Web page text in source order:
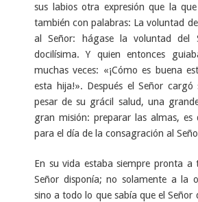
sus labios otra expresión que la
también con palabras: La voluntad
al Señor: hágase la voluntad del
docilísima. Y quien entonces
muchas veces: «¡Cómo es buena
esta hija!». Después el Señor cargó
pesar de su grácil salud, una
gran misión: preparar las almas, es
para el día de la consagración al
En su vida estaba siempre pronta a
Señor disponía; no solamente a la
sino a todo lo que sabía que el Señor